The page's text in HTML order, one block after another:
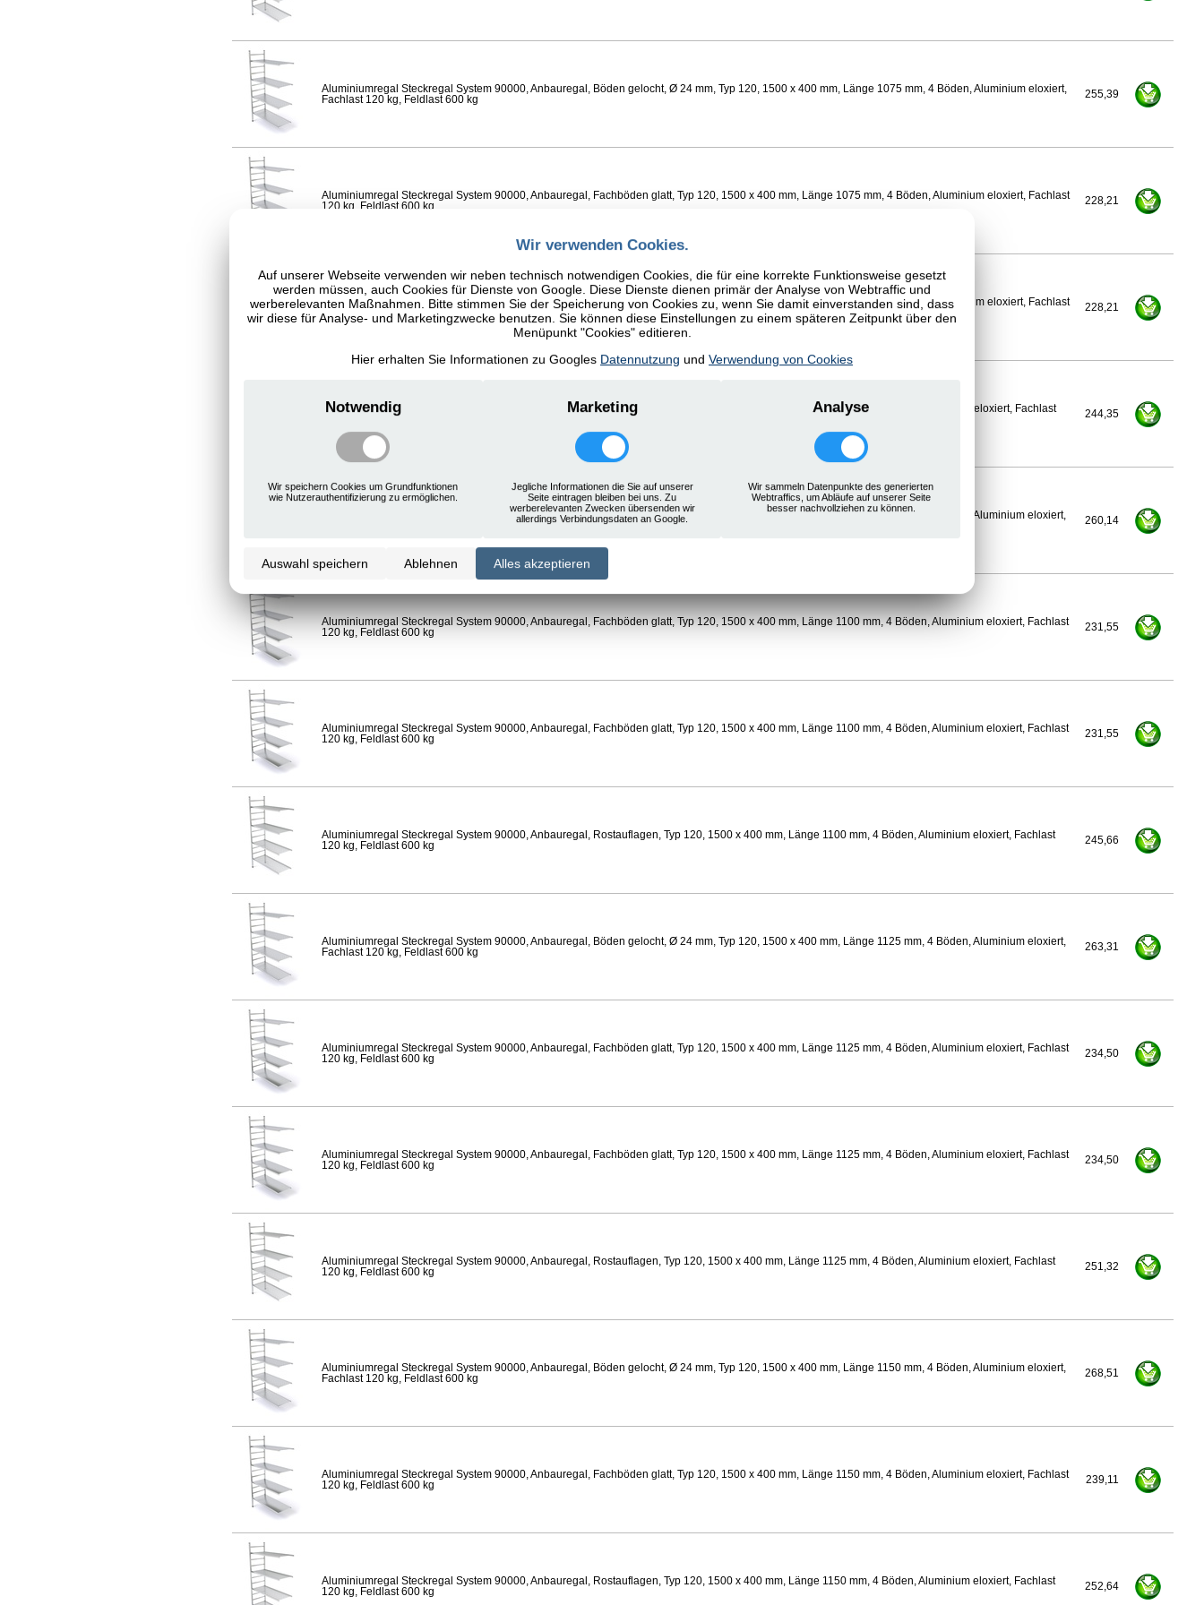
Aluminiumregal Steckregal System 90000, Anbauregal, Böden gelocht, Ø 24 mm, Typ 120, 1500 x 400 mm, Länge 1075 mm, 4 Böden, Aluminium eloxiert,
Fachlast 120 kg, Feldlast 600 kg
255,39
Aluminiumregal Steckregal System 90000, Anbauregal, Fachböden glatt, Typ 120, 1500 x 400 mm, Länge 1075 mm, 4 Böden, Aluminium eloxiert, Fachlast
120 kg, Feldlast 600 kg
228,21
Aluminiumregal Steckregal System 90000, Anbauregal, Fachböden glatt, Typ 120, 1500 x 400 mm, Länge 1075 mm, 4 Böden, Aluminium eloxiert, Fachlast
120 kg, Feldlast 600 kg
228,21
Aluminiumregal Steckregal System 90000, Anbauregal, Rostauflagen, Typ 120, 1500 x 400 mm, Länge 1075 mm, 4 Böden, Aluminium eloxiert, Fachlast
120 kg, Feldlast 600 kg
244,35
Aluminiumregal Steckregal System 90000, Anbauregal, Böden gelocht, Ø 24 mm, Typ 120, 1500 x 400 mm, Länge 1100 mm, 4 Böden, Aluminium eloxiert,
260,14
Aluminiumregal Steckregal System 90000, Anbauregal, Fachböden glatt, Typ 120, 1500 x 400 mm, Länge 1100 mm, 4 Böden, Aluminium eloxiert, Fachlast
120 kg, Feldlast 600 kg
231,55
Aluminiumregal Steckregal System 90000, Anbauregal, Fachböden glatt, Typ 120, 1500 x 400 mm, Länge 1100 mm, 4 Böden, Aluminium eloxiert, Fachlast
120 kg, Feldlast 600 kg
231,55
Aluminiumregal Steckregal System 90000, Anbauregal, Rostauflagen, Typ 120, 1500 x 400 mm, Länge 1100 mm, 4 Böden, Aluminium eloxiert, Fachlast
120 kg, Feldlast 600 kg
245,66
Aluminiumregal Steckregal System 90000, Anbauregal, Böden gelocht, Ø 24 mm, Typ 120, 1500 x 400 mm, Länge 1125 mm, 4 Böden, Aluminium eloxiert,
Fachlast 120 kg, Feldlast 600 kg
263,31
Aluminiumregal Steckregal System 90000, Anbauregal, Fachböden glatt, Typ 120, 1500 x 400 mm, Länge 1125 mm, 4 Böden, Aluminium eloxiert, Fachlast
120 kg, Feldlast 600 kg
234,50
Aluminiumregal Steckregal System 90000, Anbauregal, Fachböden glatt, Typ 120, 1500 x 400 mm, Länge 1125 mm, 4 Böden, Aluminium eloxiert, Fachlast
120 kg, Feldlast 600 kg
234,50
Aluminiumregal Steckregal System 90000, Anbauregal, Rostauflagen, Typ 120, 1500 x 400 mm, Länge 1125 mm, 4 Böden, Aluminium eloxiert, Fachlast
120 kg, Feldlast 600 kg
251,32
Aluminiumregal Steckregal System 90000, Anbauregal, Böden gelocht, Ø 24 mm, Typ 120, 1500 x 400 mm, Länge 1150 mm, 4 Böden, Aluminium eloxiert,
Fachlast 120 kg, Feldlast 600 kg
268,51
Aluminiumregal Steckregal System 90000, Anbauregal, Fachböden glatt, Typ 120, 1500 x 400 mm, Länge 1150 mm, 4 Böden, Aluminium eloxiert, Fachlast
120 kg, Feldlast 600 kg
239,11
Aluminiumregal Steckregal System 90000, Anbauregal, Rostauflagen, Typ 120, 1500 x 400 mm, Länge 1150 mm, 4 Böden, Aluminium eloxiert, Fachlast
120 kg, Feldlast 600 kg
252,64
Wir verwenden Cookies.
Auf unserer Webseite verwenden wir neben technisch notwendigen Cookies, die für eine korrekte Funktionsweise gesetzt
werden müssen, auch Cookies für Dienste von Google. Diese Dienste dienen primär der Analyse von Webtraffic und
werberelevanten Maßnahmen. Bitte stimmen Sie der Speicherung von Cookies zu, wenn Sie damit einverstanden sind, dass
wir diese für Analyse- und Marketingzwecke benutzen. Sie können diese Einstellungen zu einem späteren Zeitpunkt über den
Menüpunkt "Cookies" editieren.
Hier erhalten Sie Informationen zu Googles Datennutzung und Verwendung von Cookies
Notwendig
Wir speichern Cookies um Grundfunktionen
wie Nutzerauthentifizierung zu ermöglichen.
Marketing
Jegliche Informationen die Sie auf unserer
Seite eintragen bleiben bei uns. Zu
werberelevanten Zwecken übersenden wir
allerdings Verbindungsdaten an Google.
Analyse
Wir sammeln Datenpunkte des generierten
Webtraffics, um Abläufe auf unserer Seite
besser nachvollziehen zu können.
Auswahl speichern Ablehnen Alles akzeptieren